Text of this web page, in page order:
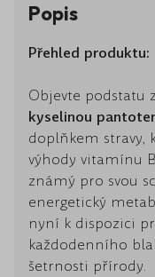
Popis
Přehled produktu:
Objevte podstatu
kyselinou
doplňkem stravy,
výhody vitamínu
známý pro svou
energetický
nyní k dispozici
každodenního
šetrnosti přírody.